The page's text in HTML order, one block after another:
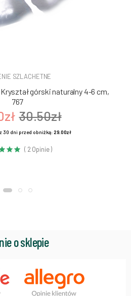
SZLACHETNE
górski naturalny 4-6 cm,
767
30.50zł
30 dni przed obniżką:29.00zł
( 2 Opinie )
o sklepie